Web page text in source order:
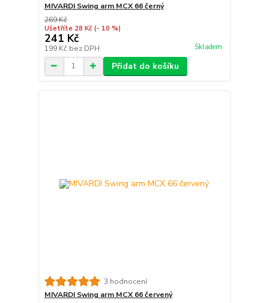
MIVARDI Swing arm MCX 66 černý
269 Kč
Ušetříte 28 Kč (- 10 %)
241 Kč
199 Kč bez DPH Skladem
Přidat do košíku
3 hodnocení
MIVARDI Swing arm MCX 66 červený